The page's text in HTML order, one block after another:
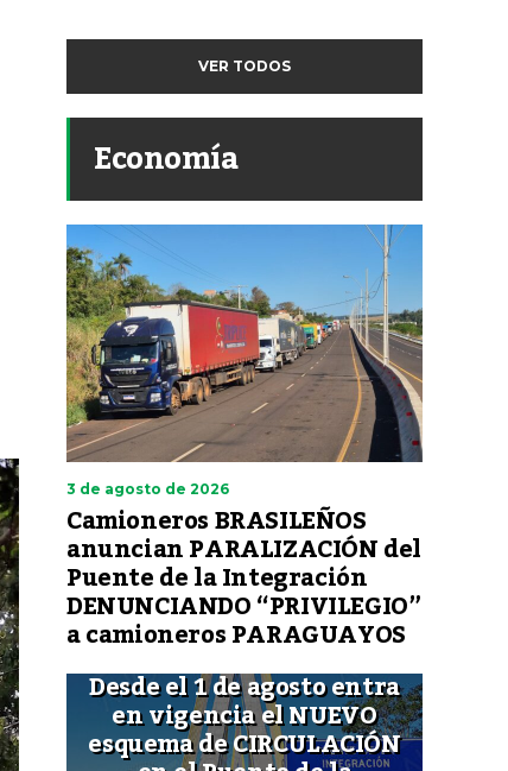
VER TODOS
Economía
3 de agosto de 2026
Camioneros BRASILEÑOS
anuncian PARALIZACIÓN del
Puente de la Integración
DENUNCIANDO “PRIVILEGIO”
a camioneros PARAGUAYOS
Desde el 1 de agosto entra
en vigencia el NUEVO
esquema de CIRCULACIÓN